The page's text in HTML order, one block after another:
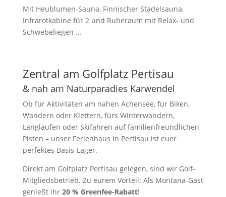
Mit Heublumen-Sauna, Finnischer Stadelsauna,
Infrarotkabine für 2 und Ruheraum mit Relax- und
Schwebeliegen …
Zentral am Golfplatz Pertisau
& nah am Naturparadies Karwendel
Ob für Aktivitäten am nahen Achensee, für Biken,
Wandern oder Klettern, fürs Winterwandern,
Langlaufen oder Skifahren auf familienfreundlichen
Pisten – unser Ferienhaus in Pertisau ist euer
perfektes Basis-Lager.
Direkt am Golfplatz Pertisau gelegen, sind wir Golf-
Mitgliedsbetrieb. Zu eurem Vorteil: Als Montana-Gast
genießt ihr 20 % Greenfee-Rabatt!